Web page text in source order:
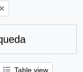
Table view